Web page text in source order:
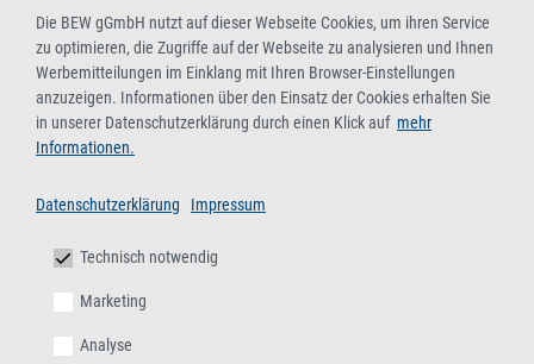
Die BEW gGmbH nutzt auf dieser Webseite Cookies, um ihren Service
zu optimieren, die Zugriffe auf der Webseite zu analysieren und Ihnen
Werbemitteilungen im Einklang mit Ihren Browser-Einstellungen
anzuzeigen. Informationen über den Einsatz der Cookies erhalten Sie
in unserer Datenschutzerklärung durch einen Klick auf mehr
Informationen.
Datenschutzerklärung Impressum
Technisch notwendig
Marketing
Analyse